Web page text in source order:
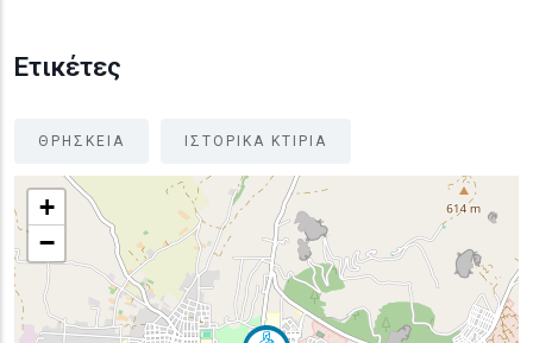
Ετικέτες
ΘΡΗΣΚΕΙΑ ΙΣΤΟΡΙΚΑ ΚΤΙΡΙΑ
+
−